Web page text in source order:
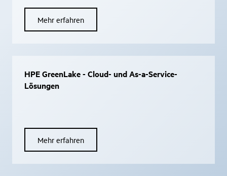
Mehr erfahren
HPE GreenLake - Cloud- und As-a-Service-
Lösungen
Mehr erfahren